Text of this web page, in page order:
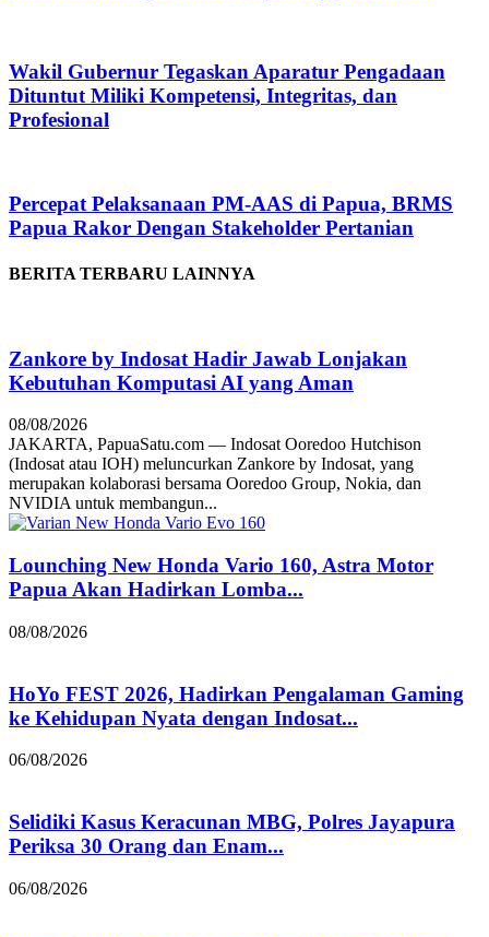
Wakil Gubernur Tegaskan Aparatur Pengadaan
Dituntut Miliki Kompetensi, Integritas, dan
Profesional
Percepat Pelaksanaan PM-AAS di Papua, BRMS
Papua Rakor Dengan Stakeholder Pertanian
BERITA TERBARU LAINNYA
Zankore by Indosat Hadir Jawab Lonjakan
Kebutuhan Komputasi AI yang Aman
08/08/2026
JAKARTA, PapuaSatu.com — Indosat Ooredoo Hutchison
(Indosat atau IOH) meluncurkan Zankore by Indosat, yang
merupakan kolaborasi bersama Ooredoo Group, Nokia, dan
NVIDIA untuk membangun...
Lounching New Honda Vario 160, Astra Motor
Papua Akan Hadirkan Lomba...
08/08/2026
HoYo FEST 2026, Hadirkan Pengalaman Gaming
ke Kehidupan Nyata dengan Indosat...
06/08/2026
Selidiki Kasus Keracunan MBG, Polres Jayapura
Periksa 30 Orang dan Enam...
06/08/2026